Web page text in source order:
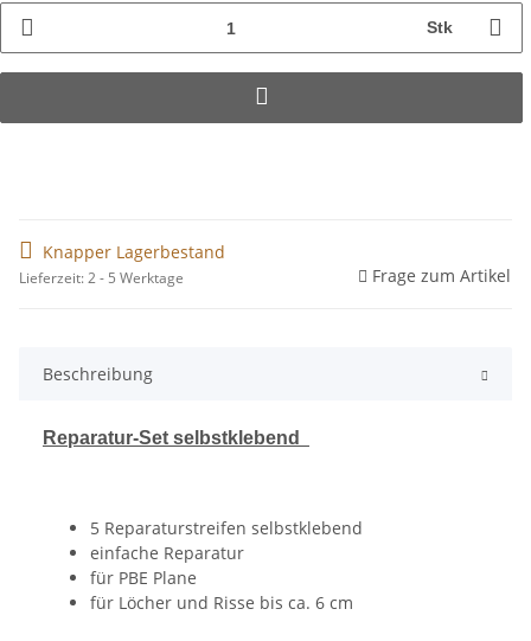
Stk
Knapper Lagerbestand
Lieferzeit: 2 - 5 Werktage Frage zum Artikel
Beschreibung
Reparatur-Set selbstklebend
5 Reparaturstreifen selbstklebend
einfache Reparatur
für PBE Plane
für Löcher und Risse bis ca. 6 cm